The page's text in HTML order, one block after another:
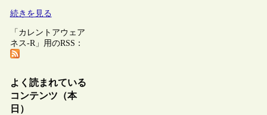
続きを見る
「カレントアウェア
ネス-R」用のRSS：
よく読まれている
コンテンツ（本
日）